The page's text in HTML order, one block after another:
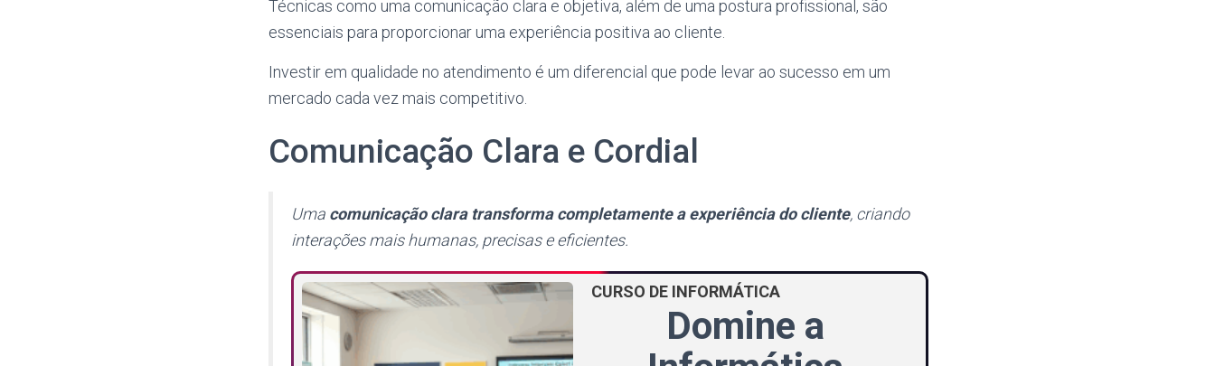
Técnicas como uma comunicação clara e objetiva, além de uma postura profissional, são
essenciais para proporcionar uma experiência positiva ao cliente.
Investir em qualidade no atendimento é um diferencial que pode levar ao sucesso em um
mercado cada vez mais competitivo.
Comunicação Clara e Cordial
Uma comunicação clara transforma completamente a experiência do cliente, criando
interações mais humanas, precisas e eficientes.
CURSO DE INFORMÁTICA
Domine a